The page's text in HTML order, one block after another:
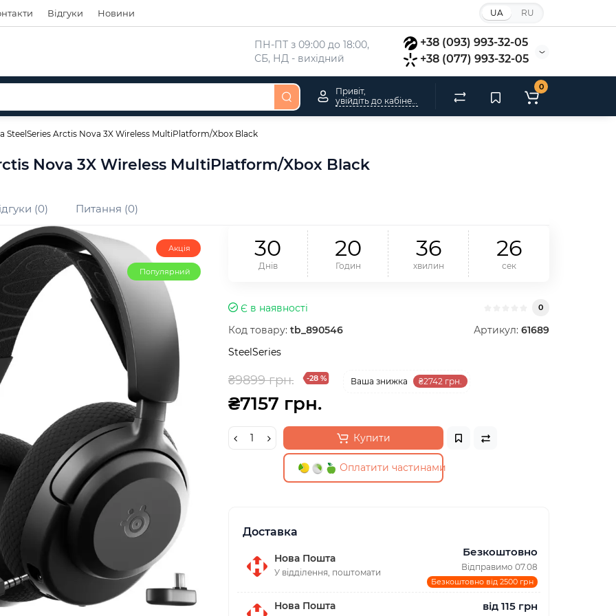
Відгуки Новини UA RU
ПН-ПТ з 09:00 до 18:00,
СБ, НД - вихідний
+38 (093) 993-32-05
+38 (077) 993-32-05
Привіт,
0
SteelSeries Arctis Nova 3X Wireless MultiPlatform/Xbox Black
Nova 3X Wireless MultiPlatform/Xbox Black
(0) Питання (0)
Акція
Популярний
30
Днів
20
Годин
36
хвилин
26
сек
Є в наявності 0
Код товару: tb_890546 Артикул: 61689
SteelSeries
₴9899 грн. -28 % Ваша знижка ₴2742 грн.
₴7157 грн.
Купити
Оплатити частинами
Доставка
Нова Пошта
У відділення, поштомати
Безкоштовно
Відправимо 07.08
Безкоштовно від 2500 грн
Нова Пошта від 115 грн